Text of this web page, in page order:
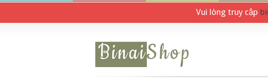
Vui lòng truy cập